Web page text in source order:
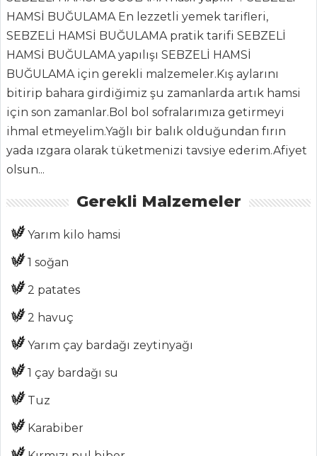
ANASAYFA
BLOG
Medya
MENÜLER
Tüm
Kategoriler
BALIK
YEMEKLERI
Sotelenmiş
Ispanaklı Palamut
HAMSİ BUĞULAMA En lezzetli yemek tarifleri,
SEBZELİ HAMSİ BUĞULAMA pratik tarifi SEBZELİ
HAMSİ BUĞULAMA yapılışı SEBZELİ HAMSİ
BUĞULAMA için gerekli malzemeler.Kış aylarını
bitirip bahara girdiğimiz şu zamanlarda artık hamsi
için son zamanlar.Bol bol sofralarımıza getirmeyi
ihmal etmeyelim.Yağlı bir balık olduğundan fırın
yada ızgara olarak tüketmenizi tavsiye ederim.Afiyet
olsun...
Gerekli Malzemeler
Yarım kilo hamsi
1 soğan
2 patates
2 havuç
Yarım çay bardağı zeytinyağı
1 çay bardağı su
Tuz
Karabiber